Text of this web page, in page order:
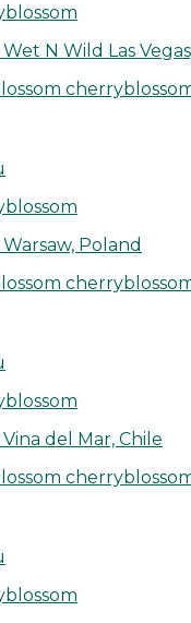
N Wild Las
Poland
del Mar, Chile